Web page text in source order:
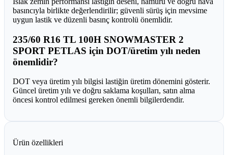
basıncıyla birlikte değerlendirilir; güvenli sürüş için mevsime
uygun lastik ve düzenli basınç kontrolü önemlidir.
235/60 R16 TL 100H SNOWMASTER 2
SPORT PETLAS için DOT/üretim yılı neden
önemlidir?
DOT veya üretim yılı bilgisi lastiğin üretim dönemini gösterir.
Güncel üretim yılı ve doğru saklama koşulları, satın alma
öncesi kontrol edilmesi gereken önemli bilgilerdendir.
Ürün özellikleri